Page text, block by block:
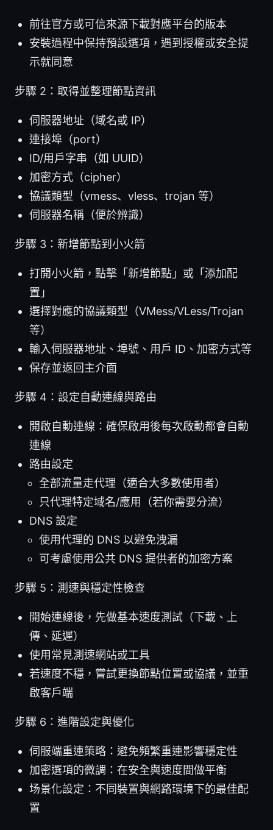
前往官方或可信來源下載對應平台的版本
安裝過程中保持預設選項，遇到授權或安全提
示就同意
步驟 2：取得並整理節點資訊
伺服器地址（域名或 IP）
連接埠（port）
ID/用戶字串（如 UUID）
加密方式（cipher）
協議類型（vmess、vless、trojan 等）
伺服器名稱（便於辨識）
步驟 3：新增節點到小火箭
打開小火箭，點擊「新增節點」或「添加配
置」
選擇對應的協議類型（VMess/VLess/Trojan
等）
輸入伺服器地址、埠號、用戶 ID、加密方式等
保存並返回主介面
步驟 4：設定自動連線與路由
開啟自動連線：確保啟用後每次啟動都會自動
連線
路由設定
全部流量走代理（適合大多數使用者）
只代理特定域名/應用（若你需要分流）
DNS 設定
使用代理的 DNS 以避免洩漏
可考慮使用公共 DNS 提供者的加密方案
步驟 5：測速與穩定性檢查
開始連線後，先做基本速度測試（下載、上
傳、延遲）
使用常見測速網站或工具
若速度不穩，嘗試更換節點位置或協議，並重
啟客戶端
步驟 6：進階設定與優化
伺服端重連策略：避免頻繁重連影響穩定性
加密選項的微調：在安全與速度間做平衡
场景化設定：不同裝置與網路環境下的最佳配
置